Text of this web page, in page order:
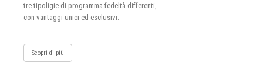
tre tipoligie di programma fedeltà differenti,
con vantaggi unici ed esclusivi.
Scopri di più